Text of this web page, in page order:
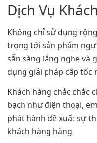
Dịch Vụ
Không chỉ sử dụng
trọng tới sản phẩm
sẵn sàng lắng nghe và
dụng giải pháp cấp tốc
Khách hàng chắc chắc
bạch như điện thoại,
phát hành đề xuất sự
khách hàng hàng.